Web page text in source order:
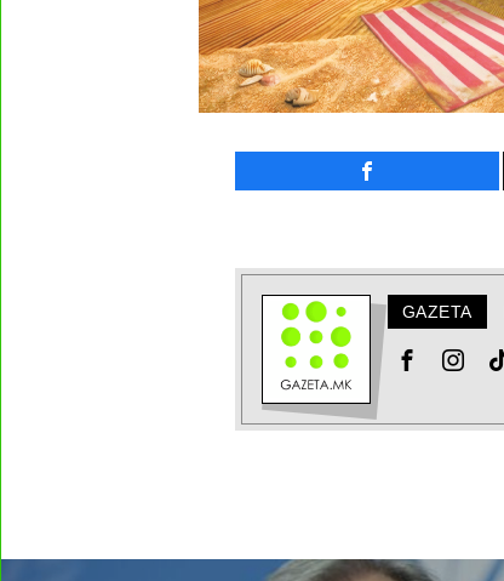
GAZETA